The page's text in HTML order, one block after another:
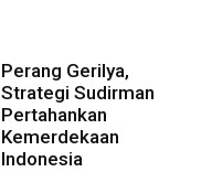
Perang Gerilya,
Strategi Sudirman
Pertahankan
Kemerdekaan
Indonesia